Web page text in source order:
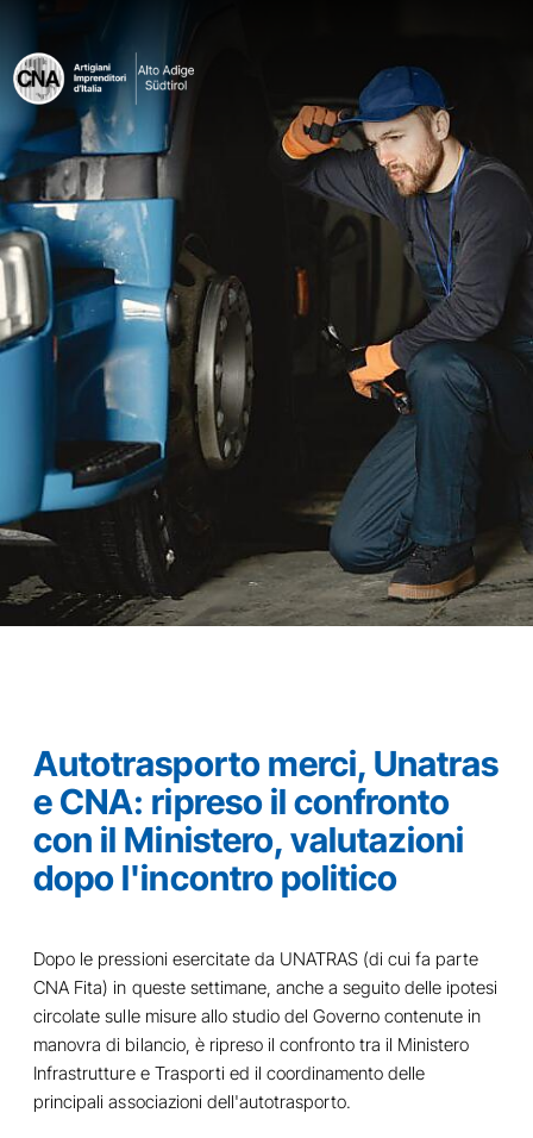
Autotrasporto merci, Unatras
e CNA: ripreso il confronto
con il Ministero, valutazioni
dopo l'incontro politico
Dopo le pressioni esercitate da UNATRAS (di cui fa parte
CNA Fita) in queste settimane, anche a seguito delle ipotesi
circolate sulle misure allo studio del Governo contenute in
manovra di bilancio, è ripreso il confronto tra il Ministero
Infrastrutture e Trasporti ed il coordinamento delle
principali associazioni dell'autotrasporto.